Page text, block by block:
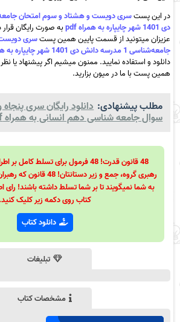
در این پست
دی 1401 شهر چایپاره به همراه pdf
به صورت رایگان
عزیزان میتونید از قسمت پایین همین پستسری
جامعه‌شناسی 1 مدرسه دانش دی 1401 شهر چایپاره به همراه pdf
دانلود و استفاده نمایید. ممنون میشیم اگر پیشنهاد یا
همین پست با ما در میون بزارید.
مطلب پیشنهادی: دانلود رایگان سری
سوال جامعه شناسی دهم انسانی به همراه pdf
رهبری گروه، جمع و زیر
به شما نمیگویند تا بر شما تسلط داشته باشند! رای
کتاب روی دکمه زیر کلیک کنید.
دانلود کتاب
تبلیغات
مشخصات کتاب